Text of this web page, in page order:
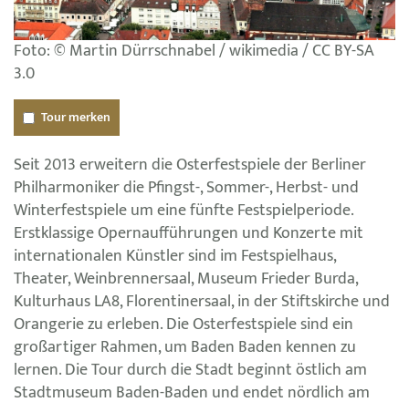
Foto: © Martin Dürrschnabel / wikimedia / CC BY-SA
3.0
Tour merken
Seit 2013 erweitern die Osterfestspiele der Berliner
Philharmoniker die Pfingst-, Sommer-, Herbst- und
Winterfestspiele um eine fünfte Festspielperiode.
Erstklassige Opernaufführungen und Konzerte mit
internationalen Künstler sind im Festspielhaus,
Theater, Weinbrennersaal, Museum Frieder Burda,
Kulturhaus LA8, Florentinersaal, in der Stiftskirche und
Orangerie zu erleben. Die Osterfestspiele sind ein
großartiger Rahmen, um Baden Baden kennen zu
lernen. Die Tour durch die Stadt beginnt östlich am
Stadtmuseum Baden-Baden und endet nördlich am